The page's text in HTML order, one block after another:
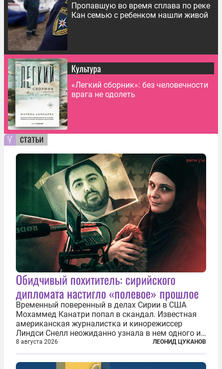
Пропавшую во время сплава по реке
Кан семью с ребенком нашли живой
Культура
«Легкий сборник»: без человечности
врага не одолеть
статьи
Обидчивый похититель: сирийского
дипломата настигло «полевое» прошлое
Временный поверенный в делах Сирии в США
Мохаммед Канатри попал в скандал. Известная
американская журналистка и кинорежиссер
Линдси Снелл неожиданно узнала в нем одного из
бандитов, похитивших ее в сирийском Алеппо в
2016 году. Журналистка убеждена, что Канатри, в
то время известный под подпольным...
8 августа 2026 ЛЕОНИД ЦУКАНОВ